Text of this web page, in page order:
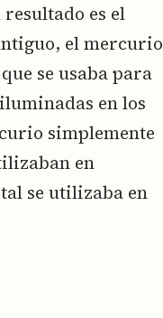
es el
el mercurio
se usaba para
en los
simplemente
en
se utilizaba en